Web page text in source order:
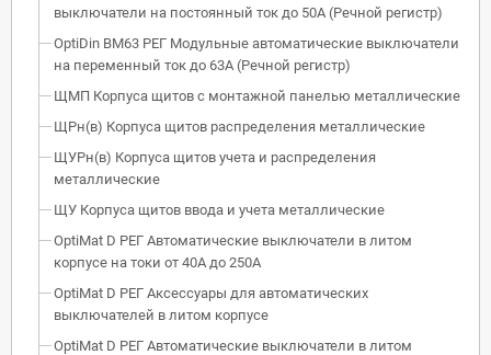
выключатели на постоянный ток до 50А (Речной регистр)
OptiDin BM63 РЕГ Модульные автоматические выключатели
на переменный ток до 63А (Речной регистр)
ЩМП Корпуса щитов с монтажной панелью металлические
ЩРн(в) Корпуса щитов распределения металлические
ЩУРн(в) Корпуса щитов учета и распределения
металлические
ЩУ Корпуса щитов ввода и учета металлические
OptiMat D РЕГ Автоматические выключатели в литом
корпусе на токи от 40А до 250А
OptiMat D РЕГ Аксессуары для автоматических
выключателей в литом корпусе
OptiMat D РЕГ Автоматические выключатели в литом